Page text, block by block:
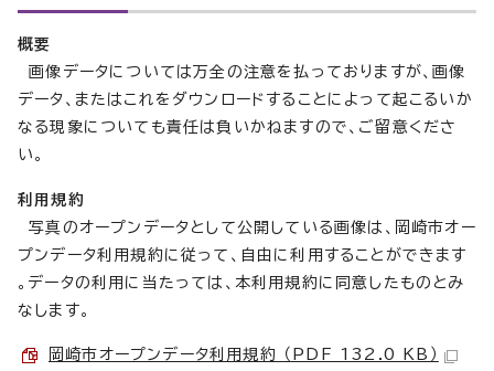
概要
画像データについては万全の注意を払っておりますが、画像
データ、またはこれをダウンロードすることによって起こるいか
なる現象についても責任は負いかねますので、ご留意くださ
い。
利用規約
写真のオープンデータとして公開している画像は、岡崎市オー
プンデータ利用規約に従って、自由に利用することができます
。データの利用に当たっては、本利用規約に同意したものとみ
なします。
岡崎市オープンデータ利用規約 （PDF 132.0 KB）